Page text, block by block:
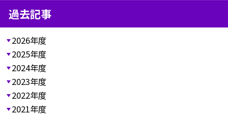
過去記事
2026年度
2025年度
2024年度
2023年度
2022年度
2021年度